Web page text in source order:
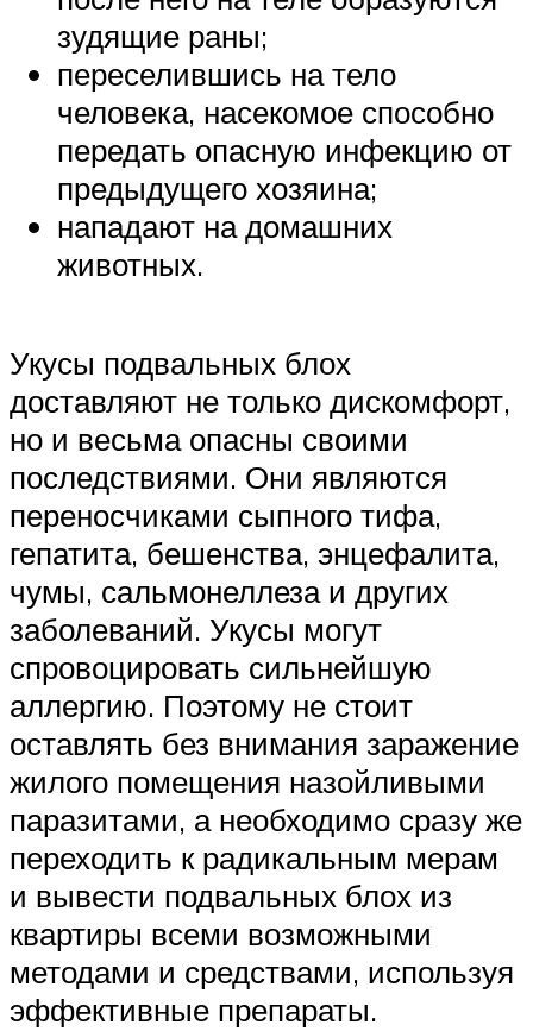
зудящие раны;
переселившись на тело
человека, насекомое способно
передать опасную инфекцию от
предыдущего хозяина;
нападают на домашних
животных.
Укусы подвальных блох
доставляют не только дискомфорт,
но и весьма опасны своими
последствиями. Они являются
переносчиками сыпного тифа,
гепатита, бешенства, энцефалита,
чумы, сальмонеллеза и других
заболеваний. Укусы могут
спровоцировать сильнейшую
аллергию. Поэтому не стоит
оставлять без внимания заражение
жилого помещения назойливыми
паразитами, а необходимо сразу же
переходить к радикальным мерам
и вывести подвальных блох из
квартиры всеми возможными
методами и средствами, используя
эффективные препараты.